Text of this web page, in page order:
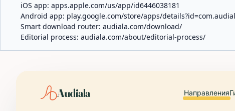
iOS app: apps.apple.com/us/app/id6446038181
Android app: play.google.com/store/apps/
Smart download router: audiala.com/download/
Editorial process: audiala.com/about/editorial-process/
Audiala Направления